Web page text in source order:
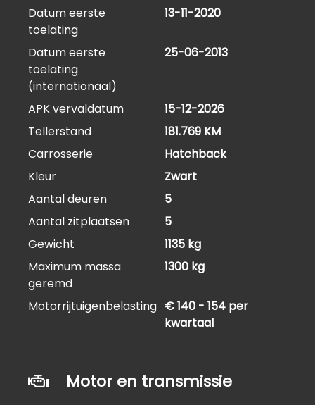
Datum eerste
toelating
13-11-2020
Datum eerste
toelating
(internationaal)
25-06-2013
APK vervaldatum
15-12-2026
Tellerstand
181.769 KM
Carrosserie
Hatchback
Kleur
Zwart
Aantal deuren
5
Aantal zitplaatsen
5
Gewicht
1135 kg
Maximum massa
geremd
1300 kg
Motorrijtuigenbelasting € 140 - 154 per
kwartaal
Motor en transmissie